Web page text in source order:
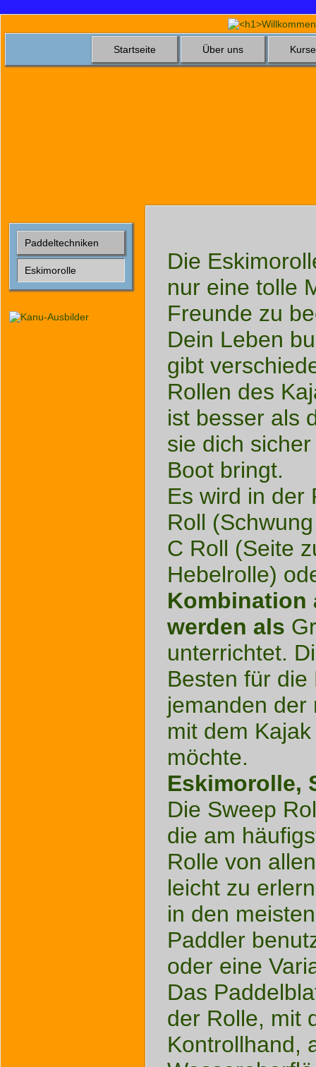
Startseite Über uns Kurse
Paddeltechniken
Eskimorolle
Die
nur eine tolle
Freunde zu
Dein Leben
gibt
Rollen des
ist besser als
sie dich
Boot bringt.
Es wird in der
Roll
C Roll (Seite
Hebelrolle)
Kombination
werden als
unterrichtet.
Besten für
jemanden der
mit dem
möchte.
Eskimorolle,
Die Sweep
die am
Rolle von
leicht zu
in den
Paddler
oder eine
Das
der Rolle, mit
Kontrollhand,